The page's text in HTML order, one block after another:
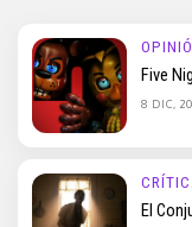
Five
8 DIC,
El